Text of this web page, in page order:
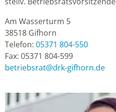
Am Wasserturm 5
38518 Gifhorn
Telefon: 05371 804-550
Fax: 05371 804-599
betriebsrat@drk-gifhorn.de